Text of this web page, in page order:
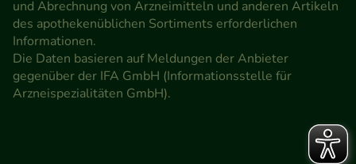
und Abrechnung von Arzneimitteln und anderen Artikeln
des apothekenüblichen Sortiments erforderlichen
Informationen.
Die Daten basieren auf Meldungen der Anbieter
gegenüber der IFA GmbH (Informationsstelle für
Arzneispezialitäten GmbH).